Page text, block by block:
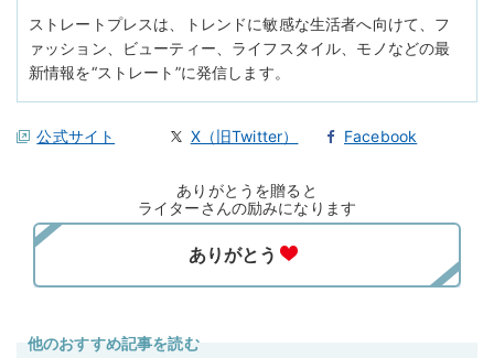
ストレートプレスは、トレンドに敏感な生活者へ向けて、フ
ァッション、ビューティー、ライフスタイル、モノなどの最
新情報を“ストレート”に発信します。
公式サイト X（旧Twitter） Facebook
ありがとうを贈ると
ライターさんの励みになります
他のおすすめ記事を読む